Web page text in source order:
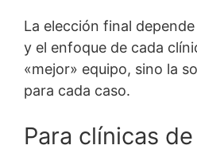
La elección final
y el enfoque de cada
«mejor» equipo, sino la
para cada caso.
Para clínicas